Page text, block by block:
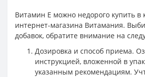
Витамин Е можно недорого купить в
интернет-магазина Витамания.
добавок, обратите внимание на
Дозировка и способ приема.
инструкцией, вложенной в
указанным рекомендациям.